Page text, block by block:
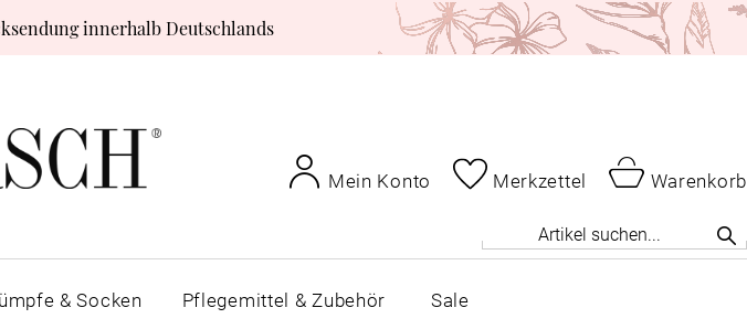
innerhalb Deutschlands
Mein Konto Merkzettel
Warenkorb
& Socken Pflegemittel & Zubehör Sale